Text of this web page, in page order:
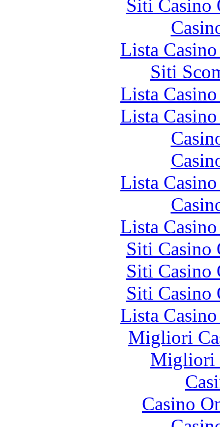
Siti Casino
Lista
Siti
Lista
Lista
Lista
Lista
Siti Casino
Siti Casino
Siti Casino
Lista
Migliori
Migliori
Casino